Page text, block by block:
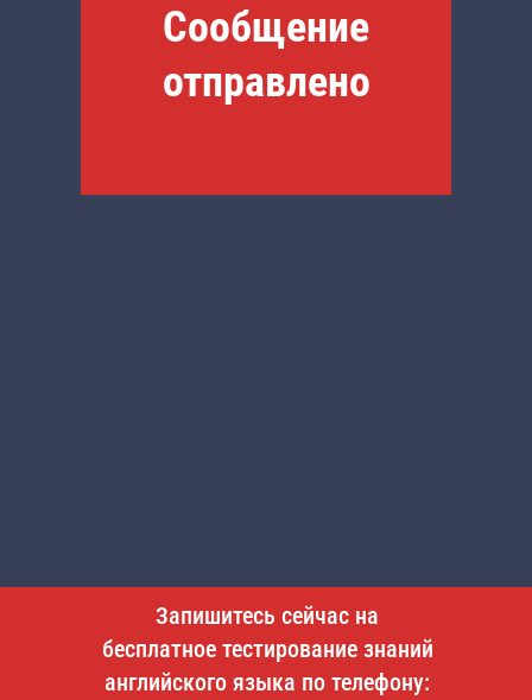
Сообщение
отправлено
Запишитесь сейчас на
бесплатное тестирование знаний
английского языка по телефону: